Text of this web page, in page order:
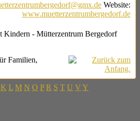
Website:
www.muetterzentrumbergedorf.de
Kindern - Mütterzentrum Bergedorf
Familien,
K L M N O P R S T U V Y